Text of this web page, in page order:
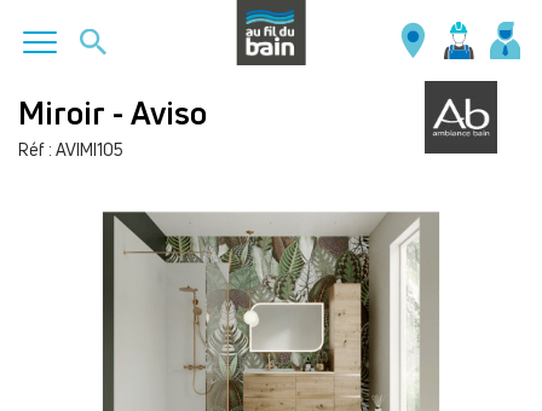
Aller
contenu
Miroir - Aviso
Réf : AVIMI105